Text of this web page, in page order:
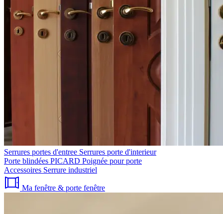
Serrures portes d'entree Serrures porte d'interieur
Porte blindées PICARD Poignée pour porte
Accessoires Serrure industriel
Ma fenêtre & porte fenêtre